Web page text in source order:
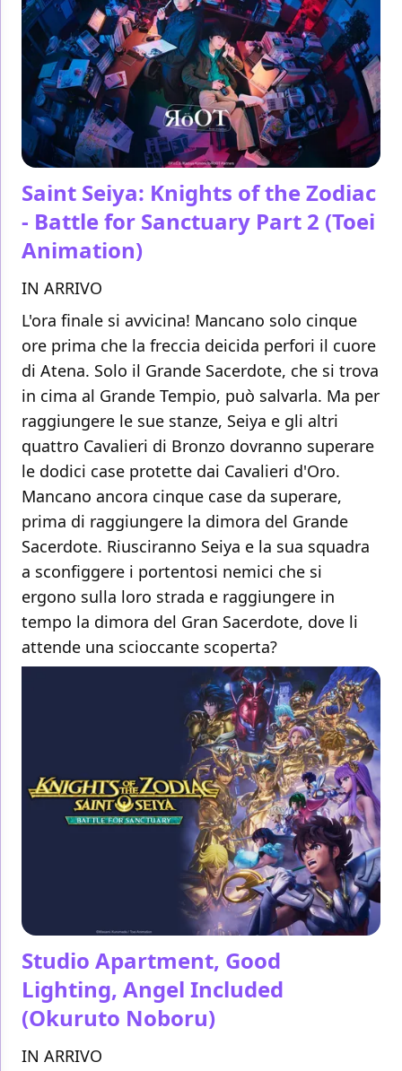
Saint Seiya: Knights of the Zodiac
- Battle for Sanctuary Part 2 (Toei
Animation)
IN ARRIVO
L'ora finale si avvicina! Mancano solo cinque
ore prima che la freccia deicida perfori il cuore
di Atena. Solo il Grande Sacerdote, che si trova
in cima al Grande Tempio, può salvarla. Ma per
raggiungere le sue stanze, Seiya e gli altri
quattro Cavalieri di Bronzo dovranno superare
le dodici case protette dai Cavalieri d'Oro.
Mancano ancora cinque case da superare,
prima di raggiungere la dimora del Grande
Sacerdote. Riusciranno Seiya e la sua squadra
a sconfiggere i portentosi nemici che si
ergono sulla loro strada e raggiungere in
tempo la dimora del Gran Sacerdote, dove li
attende una scioccante scoperta?
Studio Apartment, Good
Lighting, Angel Included
(Okuruto Noboru)
IN ARRIVO